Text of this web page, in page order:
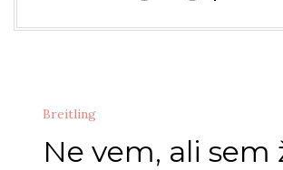
Breitling
Ne vem, ali sem